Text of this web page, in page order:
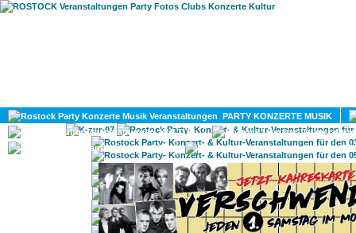
PARTY KONZERTE MUSIK
KULTUR
GAY